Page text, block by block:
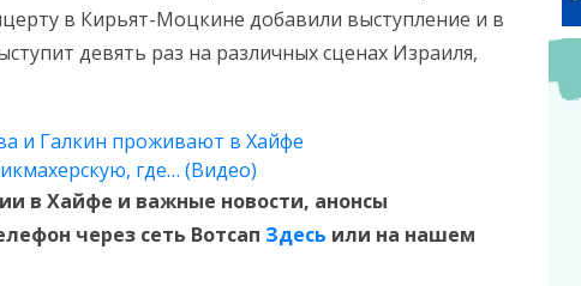
в Кирьят-Моцкине добавили выступление и в
девять раз на различных сценах Израиля,
и Галкин проживают в Хайфе
где… (Видео)
в Хайфе и важные новости, анонсы
через сеть Вотсап Здесь или на нашем